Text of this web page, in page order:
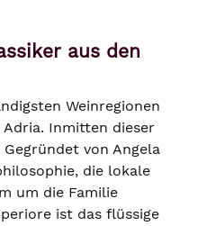
aus den
Weinregionen
Inmitten dieser
von Angela
die lokale
um die Familie
ist das flüssige